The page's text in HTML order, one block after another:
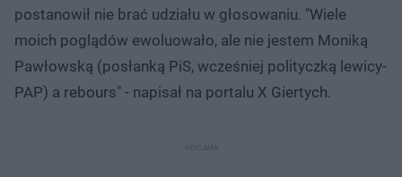
postanowił nie brać udziału w głosowaniu. "Wiele
moich poglądów ewoluowało, ale nie jestem Moniką
Pawłowską (posłanką PiS, wcześniej polityczką lewicy-
PAP) a rebours" - napisał na portalu X Giertych.